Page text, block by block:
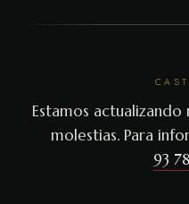
Estamos actualizando
molestias. Para
93